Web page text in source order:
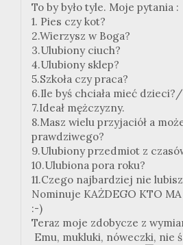
To by było tyle. Moje pytania :
1. Pies czy kot?
2.Wierzysz w Boga?
3.Ulubiony ciuch?
4.Ulubiony sklep?
5.Szkoła czy praca?
6.Ile byś chciała mieć
7.Ideał mężczyzny.
8.Masz wielu przyjaciół a
prawdziwego?
9.Ulubiony przedmiot z
10.Ulubiona pora roku?
11.Czego najbardziej nie
Nominuje KAŻDEGO KTO
:-)
Teraz moje zdobycze z
Emu, mukluki, nóweczki, nie